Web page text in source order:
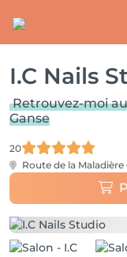
I.C Nails
Retrouvez-moi
Ganse
20
Route de la Maladière